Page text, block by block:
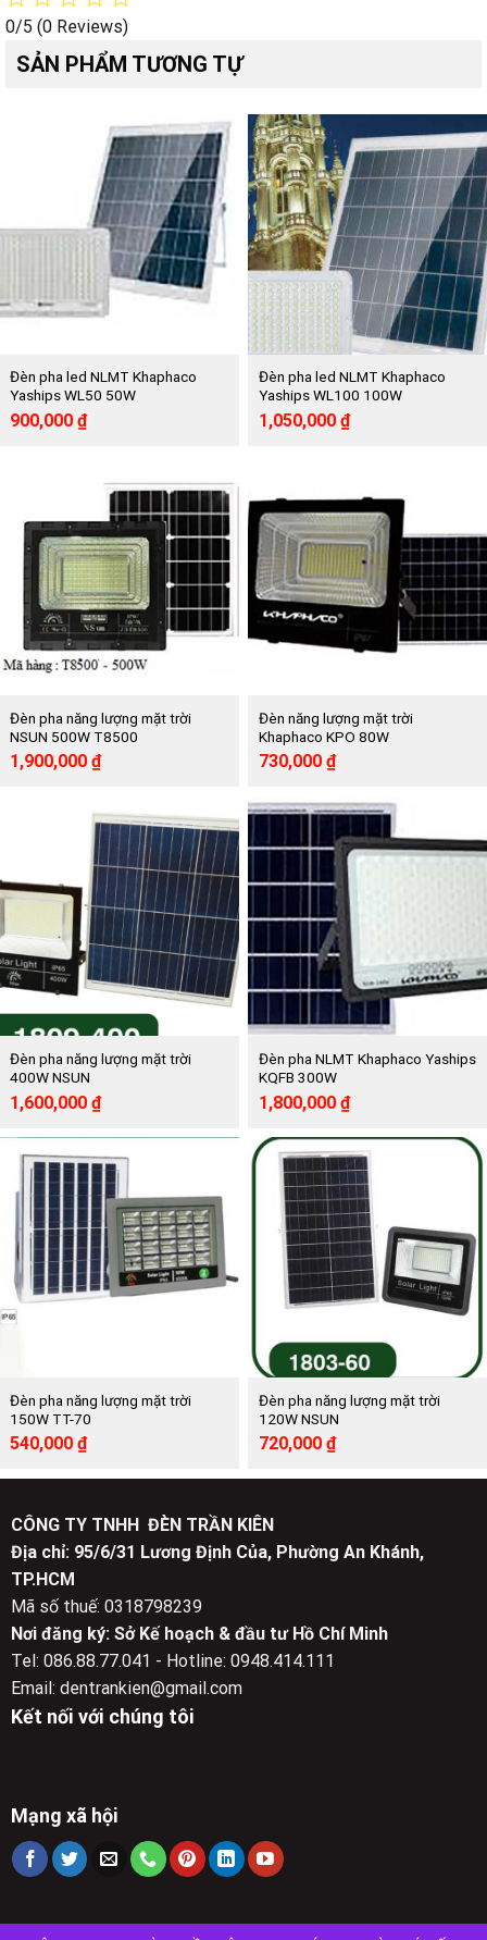
0/5 (0 Reviews)
SẢN PHẨM TƯƠNG TỰ
Đèn pha led NLMT Khaphaco
Yaships WL50 50W
Giá
900,000 ₫Giá
hiện
900,000 ₫.
Đèn pha led NLMT Khaphaco
Yaships WL100 100W
Giá
gốc
1,050,000 ₫Giá
hiện
Đèn pha năng lượng mặt trời
NSUN 500W T8500
Giá
3,875,000 ₫.
1,900,000 ₫Giá
là:
1,900,000 ₫.
Đèn năng lượng mặt trời
Khaphaco KPO 80W
Giá
1,620,000 ₫.
730,000 ₫Giá
là:
730,000 ₫.
Đèn pha năng lượng mặt trời
400W NSUN
Giá
gốc
là:
3,396,000 ₫.
1,600,000 ₫Giá
hiện
tại
là:
1,600,000 ₫.
Đèn pha NLMT Khaphaco Yaships
KQFB 300W
Giá
gốc
là:
3,885,000 ₫.
1,800,000 ₫Giá
hiện
tại
là:
1,800,000 ₫.
Đèn pha năng lượng mặt trời
150W TT-70
Giá
là:
540,000 ₫Giá
hiện
tại
540,000 ₫.
Đèn pha năng lượng mặt trời
120W NSUN
Giá
là:
720,000 ₫Giá
hiện
tại
CÔNG TY TNHH ĐÈN TRẦN KIÊN
Địa chỉ: 95/6/31 Lương Định Của, Phường An Khánh,
TP.HCM
Mã số thuế: 0318798239
Nơi đăng ký: Sở Kế hoạch & đầu tư Hồ Chí Minh
Tel: 086.88.77.041 - Hotline: 0948.414.111
Email: dentrankien@gmail.com
Kết nối với chúng tôi
Mạng xã hội